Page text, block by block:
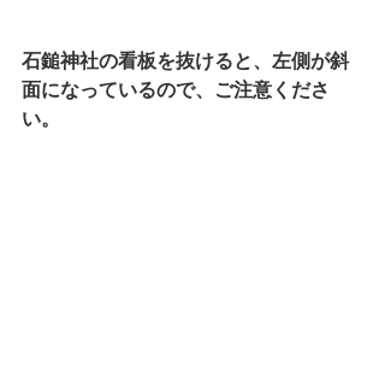
石鎚神社の看板を抜けると、左側が斜
面になっているので、ご注意くださ
い。